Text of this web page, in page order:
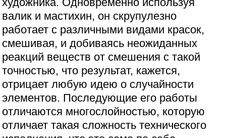
валик и мастихин, он скрупулезно
работает с различными видами красок,
смешивая, и добиваясь неожиданных
реакций веществ от смешения с такой
точностью, что результат, кажется,
отрицает любую идею о случайности
элементов. Последующие его работы
отличаются многослойностью, которую
отличает такая сложность технического